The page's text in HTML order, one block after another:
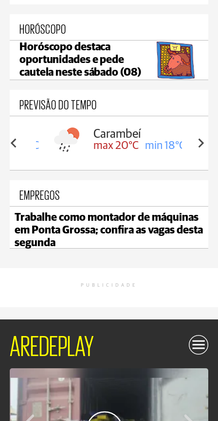
HORÓSCOPO
Horóscopo destaca
oportunidades e pede
cautela neste sábado (08)
PREVISÃO DO TEMPO
18°C
Carambeí
max 20°C min 18°C
EMPREGOS
Trabalhe como montador de máquinas
em Ponta Grossa; confira as vagas desta
segunda
PUBLICIDADE
AREDEPLAY